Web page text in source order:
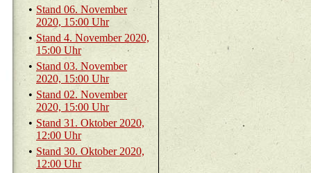
• Stand 06. No­vem­ber
2020, 15:00 Uhr
• Stand 4. No­vem­ber 2020,
15:00 Uhr
• Stand 03. No­vem­ber
2020, 15:00 Uhr
• Stand 02. No­vem­ber
2020, 15:00 Uhr
• Stand 31. Ok­to­ber 2020,
12:00 Uhr
• Stand 30. Ok­to­ber 2020,
12:00 Uhr